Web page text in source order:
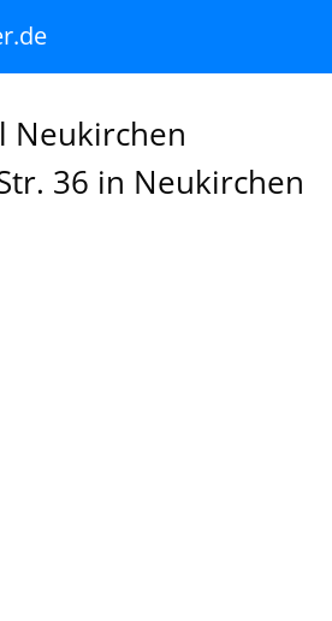
Neukirchen
36 in Neukirchen